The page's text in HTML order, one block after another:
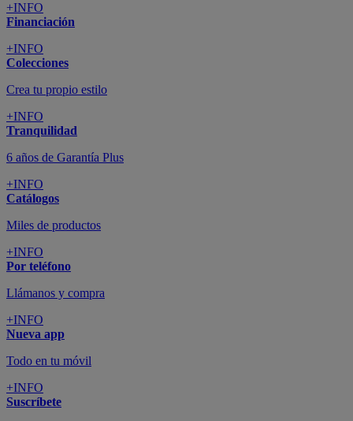
+INFO
Financiación
+INFO
Colecciones
Crea tu propio estilo
+INFO
Tranquilidad
6 años de Garantía Plus
+INFO
Catálogos
Miles de productos
+INFO
Por teléfono
Llámanos y compra
+INFO
Nueva app
Todo en tu móvil
+INFO
Suscríbete